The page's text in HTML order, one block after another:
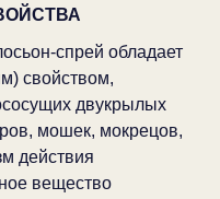
спрей обладает
свойством,
двукрылых
мошек, мокрецов,
действия
вещество